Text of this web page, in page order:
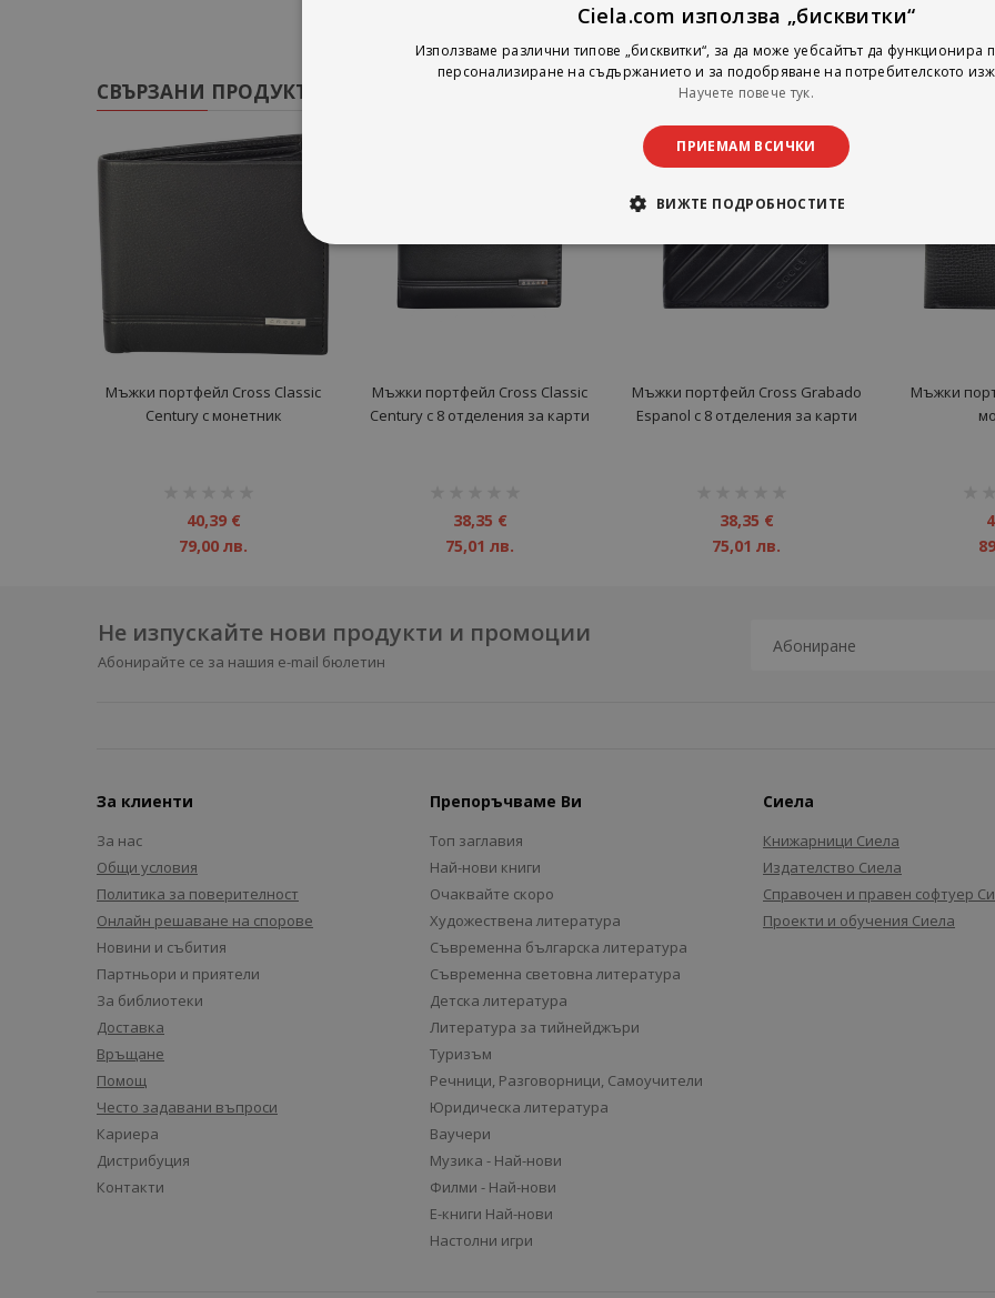
СВЪРЗАНИ ПРОДУКТИ
Mъжки портфейл Cross Classic
Century с монетник
40,39 €
79,00 лв.
Мъжки портфейл Cross Classic
Century с 8 отделения за карти
38,35 €
75,01 лв.
Мъжки портфейл Cross Grabado
Espanol с 8 отделения за карти
38,35 €
75,01 лв.
Мъжки
Не изпускайте нови продукти и промоции
Абонирайте се за нашия e-mail бюлетин
За клиенти
За нас
Общи условия
Политика за поверителност
Онлайн решаване на спорове
Новини и събития
Партньори и приятели
За библиотеки
Доставка
Връщане
Помощ
Често задавани въпроси
Кариера
Дистрибуция
Контакти
Препоръчваме Ви
Топ заглавия
Най-нови книги
Очаквайте скоро
Художествена литература
Съвременна българска литература
Съвременна световна литература
Детска литература
Литература за тийнейджъри
Туризъм
Речници, Разговорници, Самоучители
Юридическа литература
Ваучери
Музика - Най-нови
Филми - Най-нови
Е-книги Най-нови
Настолни игри
Сиела
Книжарници Сиела
Издателство Сиела
Справочен и правен софтуер
Проекти и обучения Сиела
Ciela.com използва „бисквитки“
Използваме различни типове „бисквитки“, за да може уебсайтът да функционира
персонализиране на съдържанието и за подобряване на потребителското
Научете повече тук.
ПРИЕМАМ ВСИЧКИ
ВИЖТЕ ПОДРОБНОСТИТЕ